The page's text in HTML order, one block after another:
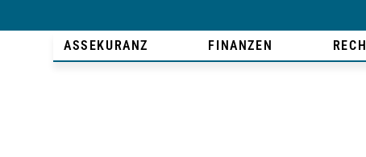
ASSEKURANZ FINANZEN